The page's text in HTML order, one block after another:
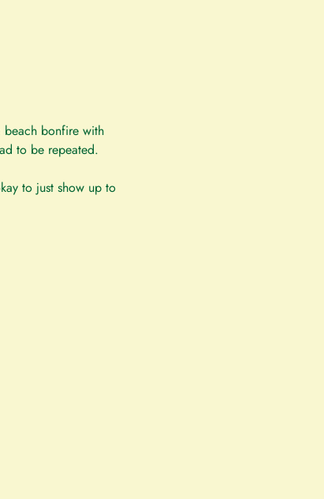
beach bonfire with
to be repeated.
to just show up to